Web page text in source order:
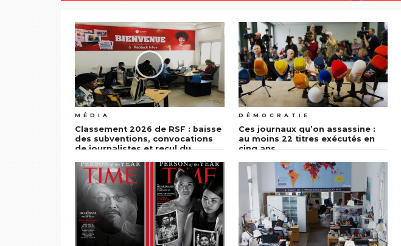
MÉDIA
Classement 2026 de RSF : baisse
des subventions, convocations
de journalistes et recul du
DÉMOCRATIE
Ces journaux qu’on assassine :
au moins 22 titres exécutés en
cinq ans